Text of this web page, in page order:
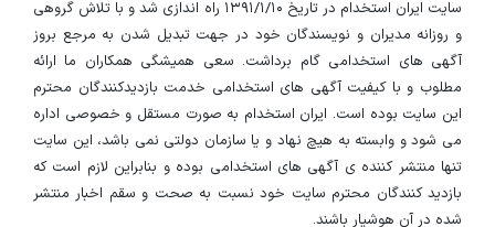
کارزار اعتراض به شرایط سنی بانک های خصوصی
لطفا اجازه بده ایران استخدام نشر بشه کمکی به بچه ها و
افزایش بازدید سایت شما بشه
بخشی از این دیدگاه توسط تیم پشتیبانی ایران استخدام ویرایش شده
است.
(انجام ویرایش ممکن است به درخواست کاربر و یا دلایل دیگر باشد)